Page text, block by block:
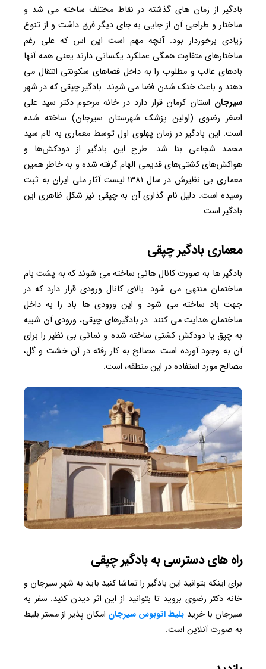
بادگیر از زمان های گذشته در نقاط مختلف ساخته می شد و
ساختار و طراحی آن از جایی به جای دیگر فرق داشت و از تنوع
زیادی برخوردار بود. آنچه مهم است این اس که علی رغم
ساختارهای متفاوت همگی عملکرد یکسانی دارند یعنی همه آنها
بادهای غالب و مطلوب را به داخل فضاهای سکونتی انتقال می
دهند و باعث خنک شدن فضا می شوند. بادگیر چپقی که در شهر
سیرجان استان کرمان قرار دارد در خانه مرحوم دکتر سید علی
‌اصغر رضوی (اولین پزشک شهرستان سیرجان) ساخته شده‌
است. این بادگیر در زمان پهلوی اول توسط معماری به نام سید
محمد شجاعی بنا شد. طرح این بادگیر از دودکش‌ها و
هواکش‌های کشتی‌های قدیمی الهام گرفته شده و به خاطر همین
معماری بی نظیرش در سال ۱۳۸۱ لیست آثار ملی ایران به ثبت
رسیده است. دلیل نام گذاری آن به چپقی نیز شکل ظاهری این
بادگیر است.
معماری بادگیر چپقی
بادگیر ها به صورت کانال هائی ساخته می شوند که به پشت بام
ساختمان منتهی می شود. بالای کانال ورودی قرار دارد که در
جهت باد ساخته می شود و این ورودی ها باد را به داخل
ساختمان هدایت می کنند. در بادگیرهای چپقی، ورودی آن شبیه
به چپق یا دودکش کشتی ساخته شده و نمائی بی نظیر را برای
آن به وجود آورده است. مصالح به کار رفته در آن خشت و گل،
مصالح مورد استفاده در این منطقه، است.
راه های دسترسی به بادگیر چپقی
برای اینکه بتوانید این بادگیر را تماشا کنید باید به شهر سیرجان و
خانه دکتر رضوی بروید تا بتوانید از این اثر دیدن کنید. سفر به
سیرجان با خرید بلیط اتوبوس سیرجان امکان پذیر از مستر بلیط
به صورت آنلاین است.